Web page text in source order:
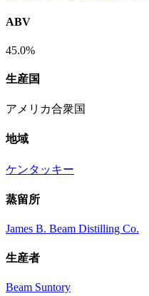
ABV
45.0%
生産国
アメリカ合衆国
地域
ケンタッキー
蒸留所
James B. Beam Distilling Co.
生産者
Beam Suntory